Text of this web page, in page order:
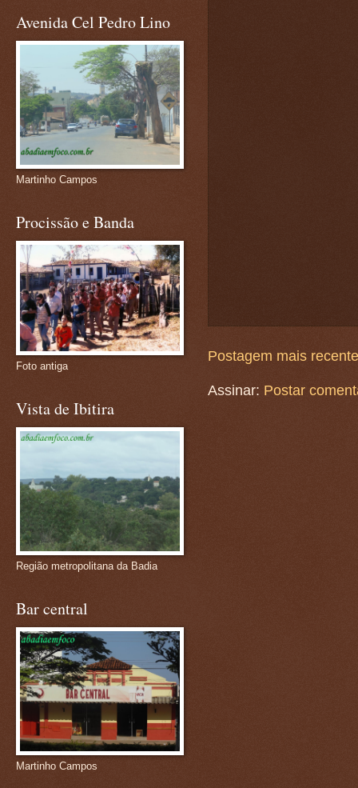
Postagem mais recente
Assinar: Postar
Avenida Cel Pedro Lino
Martinho Campos
Procissão e Banda
Foto antiga
Vista de Ibitira
Região metropolitana da Badia
Bar central
Martinho Campos